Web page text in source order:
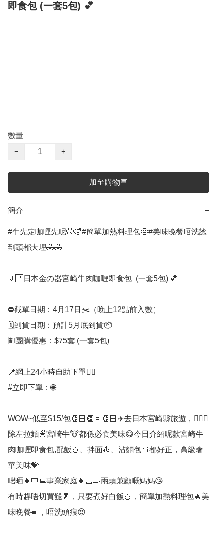
即食包 (一套5包) 💕
數量
−
+
加至購物車
簡介 −
#牛先定咖喱先呢🤭🤣#簡單加熱料理包🤩#美味晚餐唔洗諗
到頭都大埋🤣🤣
🇯🇵日本金の器宮崎牛肉咖喱即食包  (一套5包) 💕
⛔️截單日期：4月17日✂️（晚上12點前入數）
🗓️到貨日期：預計5月底到貨📦
🈹團購優惠：$75套 (一套5包)
📍網上24小時自助下單👍🏻
#立即下單：🌐
WOW~低至$15/包👏🏻👏🏻👏🏻✈️去日本宮崎縣旅遊，🙋🏻‍♀️
除左拉麵🍜宮崎牛🐮都係必食美味😋今日介紹呢款宮崎牛
肉咖喱即食包,配飯🍚、拌面🍝、沾麵包🍞都好正，高級奢
華美味💝
啱晒👩🏻‍💻事業家庭👩🏻‍🍳兩頭兼顧嘅媽媽😘
有時趕唔切買餸🥬，只要煮好白飯🍚，簡單加熱料理包🔥美
味晚餐🍛，唔洗頭痕😍